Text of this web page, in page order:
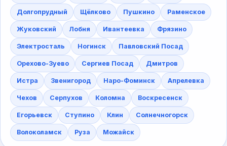
Долгопрудный Щёлково Пушкино Раменское
Жуковский Лобня Ивантеевка Фрязино
Электросталь Ногинск Павловский Посад
Орехово-Зуево Сергиев Посад Дмитров
Истра Звенигород Наро-Фоминск Апрелевка
Чехов Серпухов Коломна Воскресенск
Егорьевск Ступино Клин Солнечногорск
Волоколамск Руза Можайск